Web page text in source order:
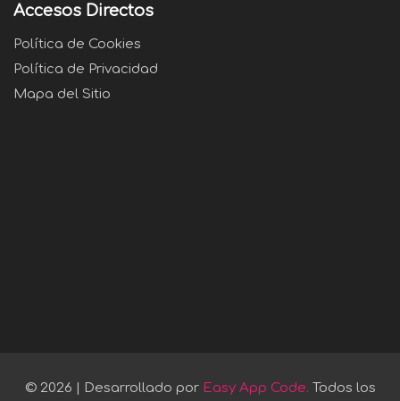
Accesos Directos
Política de Cookies
Política de Privacidad
Mapa del Sitio
© 2026 | Desarrollado por Easy App Code. Todos los